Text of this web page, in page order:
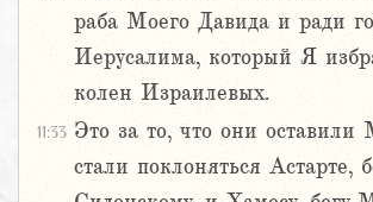
раба Моего Давида и ради
Иерусалима, который Я
колен Израилевых.
11:33 Это за то, что они
стали поклоняться Астарте,